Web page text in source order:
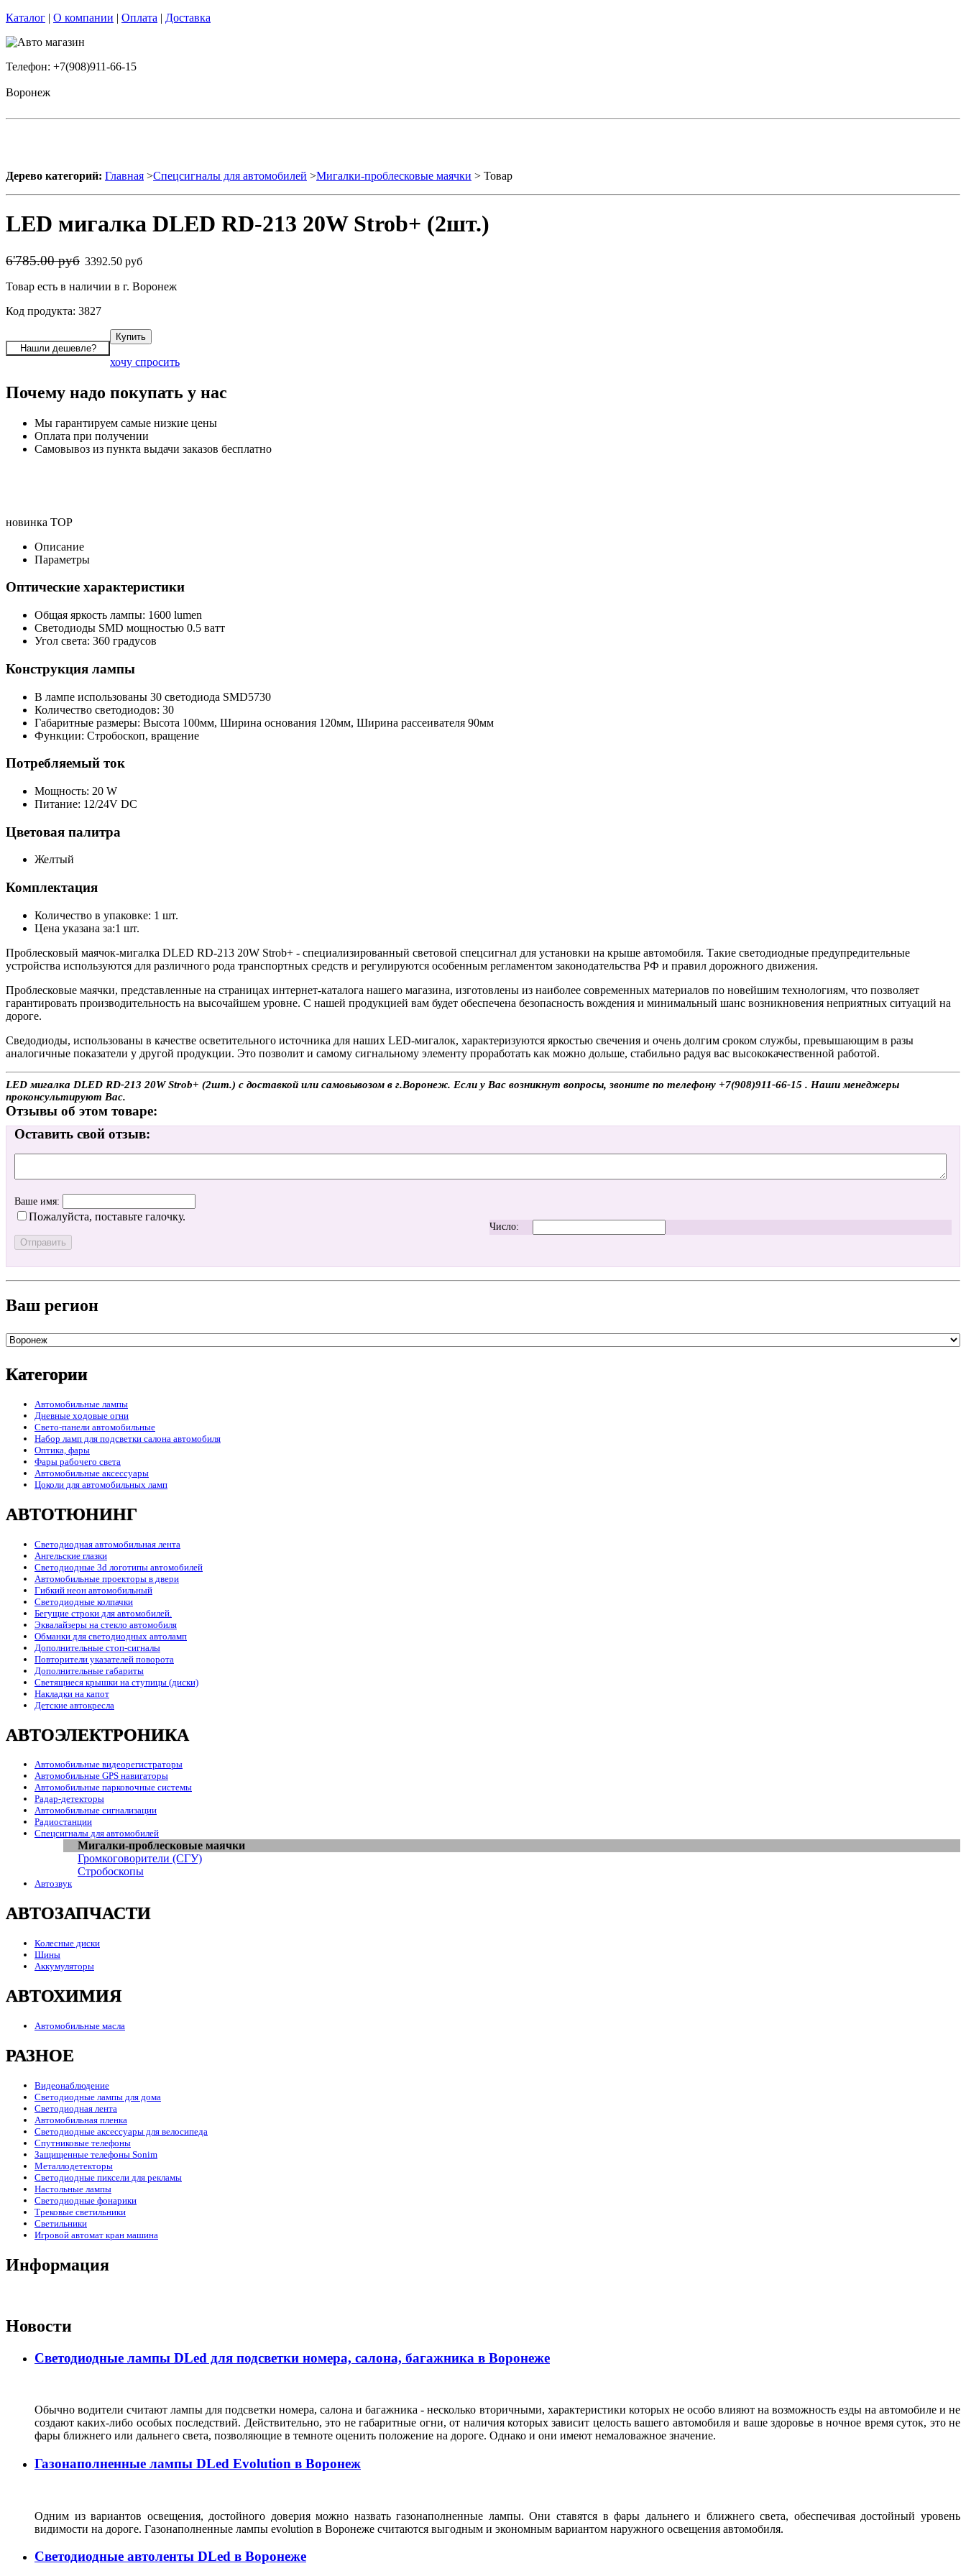
Каталог | О компании | Оплата | Доставка
Телефон: +7(908)911-66-15
Воронеж
Дерево категорий: Главная >Спецсигналы для автомобилей >Мигалки-проблесковые маячки > Товар
LED мигалка DLED RD-213 20W Strob+ (2шт.)
6'785.00 руб 3392.50 руб
Товар есть в наличии в г. Воронеж
Код продукта: 3827
хочу спросить
Почему надо покупать у нас
Мы гарантируем самые низкие цены
Оплата при получении
Самовывоз из пункта выдачи заказов бесплатно
новинка TOP
Описание
Параметры
Оптические характеристики
Общая яркость лампы: 1600 lumen
Светодиоды SMD мощностью 0.5 ватт
Угол света: 360 градусов
Конструкция лампы
В лампе использованы 30 светодиода SMD5730
Количество светодиодов: 30
Габаритные размеры: Высота 100мм, Ширина основания 120мм, Ширина рассеивателя 90мм
Функции: Стробоскоп, вращение
Потребляемый ток
Мощность: 20 W
Питание: 12/24V DC
Цветовая палитра
Желтый
Комплектация
Количество в упаковке: 1 шт.
Цена указана за:1 шт.
Проблесковый маячок-мигалка DLED RD-213 20W Strob+ - специализированный световой спецсигнал для установки на крыше автомобиля. Такие светодиодные предупредительные
устройства используются для различного рода транспортных средств и регулируются особенным регламентом законодательства РФ и правил дорожного движения.
Проблесковые маячки, представленные на страницах интернет-каталога нашего магазина, изготовлены из наиболее современных материалов по новейшим технологиям, что позволяет
гарантировать производительность на высочайшем уровне. С нашей продукцией вам будет обеспечена безопасность вождения и минимальный шанс возникновения неприятных ситуаций на
дороге.
Сведодиоды, использованы в качестве осветительного источника для наших LED-мигалок, характеризуются яркостью свечения и очень долгим сроком службы, превышающим в разы
аналогичные показатели у другой продукции. Это позволит и самому сигнальному элементу проработать как можно дольше, стабильно радуя вас высококачественной работой.
LED мигалка DLED RD-213 20W Strob+ (2шт.) с доставкой или самовывозом в г.Воронеж. Если у Вас возникнут вопросы, звоните по телефону +7(908)911-66-15 . Наши менеджеры
проконсультируют Вас.
Отзывы об этом товаре:
Оставить свой отзыв:
Ваше имя:
Пожалуйста, поставьте галочку.
Число:
Ваш регион
Категории
Автомобильные лампы
Дневные ходовые огни
Свето-панели автомобильные
Набор ламп для подсветки салона автомобиля
Оптика, фары
Фары рабочего света
Автомобильные аксессуары
Цоколи для автомобильных ламп
АВТОТЮНИНГ
Светодиодная автомобильная лента
Ангельские глазки
Светодиодные 3d логотипы автомобилей
Автомобильные проекторы в двери
Гибкий неон автомобильный
Светодиодные колпачки
Бегущие строки для автомобилей.
Эквалайзеры на стекло автомобиля
Обманки для светодиодных автоламп
Дополнительные стоп-сигналы
Повторители указателей поворота
Дополнительные габариты
Светящиеся крышки на ступицы (диски)
Накладки на капот
Детские автокресла
АВТОЭЛЕКТРОНИКА
Автомобильные видеорегистраторы
Автомобильные GPS навигаторы
Автомобильные парковочные системы
Радар-детекторы
Автомобильные сигнализации
Радиостанции
Спецсигналы для автомобилей
Мигалки-проблесковые маячки
Громкоговорители (СГУ)
Стробоскопы
Автозвук
АВТОЗАПЧАСТИ
Колесные диски
Шины
Аккумуляторы
АВТОХИМИЯ
Автомобильные масла
РАЗНОЕ
Видеонаблюдение
Светодиодные лампы для дома
Светодиодная лента
Автомобильная пленка
Светодиодные аксессуары для велосипеда
Спутниковые телефоны
Защищенные телефоны Sonim
Металлодетекторы
Светодиодные пиксели для рекламы
Настольные лампы
Светодиодные фонарики
Трековые светильники
Светильники
Игровой автомат кран машина
Информация
Новости
Светодиодные лампы DLed для подсветки номера, салона, багажника в Воронеже
Обычно водители считают лампы для подсветки номера, салона и багажника - несколько вторичными, характеристики которых не особо влияют на возможность езды на автомобиле и не
создают каких-либо особых последствий. Действительно, это не габаритные огни, от наличия которых зависит целость вашего автомобиля и ваше здоровье в ночное время суток, это не
фары ближнего или дальнего света, позволяющие в темноте оценить положение на дороге. Однако и они имеют немаловажное значение.
Газонаполненные лампы DLed Evolution в Воронеж
Одним из вариантов освещения, достойного доверия можно назвать газонаполненные лампы. Они ставятся в фары дальнего и ближнего света, обеспечивая достойный уровень
видимости на дороге. Газонаполненные лампы evolution в Воронеже считаются выгодным и экономным вариантом наружного освещения автомобиля.
Светодиодные автоленты DLed в Воронеже